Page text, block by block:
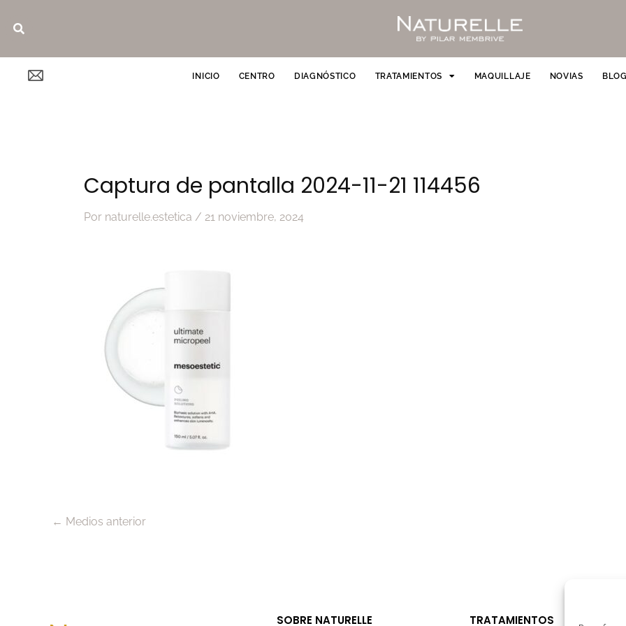
Buscar
INICIO CENTRO DIAGNÓSTICO TRATAMIENTOS MAQUILLAJE NOVIAS BLOG
Captura de pantalla 2024-11-21 114456
Por naturelle.estetica / 21 noviembre, 2024
← Medios anterior
SOBRE NATURELLE TRATAMIENTOS